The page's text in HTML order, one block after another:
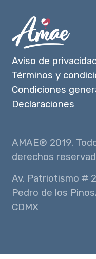
Aviso de
Términos y
Condiciones
Declaraciones
AMAE® 2019.
derechos
Av. Patriotismo #
Pedro de los
CDMX